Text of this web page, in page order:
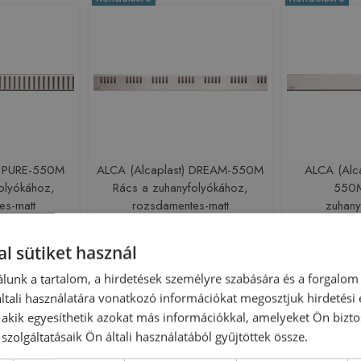
550M
matt
550M
Ft
ALCA (Alcaplast) DREAM-550M
Rács a zuhanyfolyókához,
rozsdamentes-matt
Cikkszám: DREAM-550M
16 642 Ft
Kosárba
ALCA
Rendelésre Rendelésre
sütiket használ
a tartalom, a hirdetések személyre szabására és a forgalom
használatára vonatkozó információkat megosztjuk hirdetési
egyesíthetik azokat más információkkal, amelyeket Ön
Ön általi használatából gyűjtöttek össze.